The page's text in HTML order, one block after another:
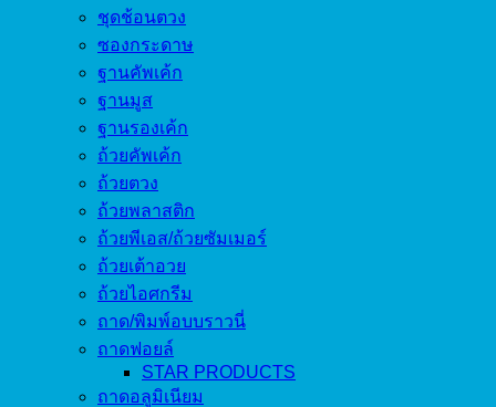
ชุดช้อนตวง
ซองกระดาษ
ฐานคัพเค้ก
ฐานมูส
ฐานรองเค้ก
ถ้วยคัพเค้ก
ถ้วยตวง
ถ้วยพลาสติก
ถ้วยพีเอส/ถ้วยซัมเมอร์
ถ้วยเต้าอวย
ถ้วยไอศกรีม
ถาด/พิมพ์อบบราวนี่
ถาดฟอยล์
STAR PRODUCTS
ถาดอลูมิเนียม